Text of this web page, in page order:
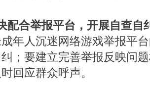
合举报平台，开展自查自
年人沉迷网络游戏举报平
；要建立完善举报反映问
回应群众呼声。